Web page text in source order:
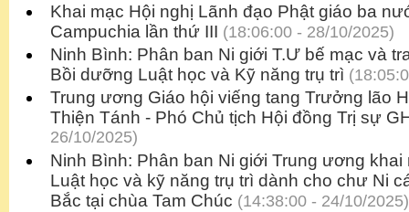
Khai mạc Hội nghị Lãnh đạo Phật giáo ba
Campuchia lần thứ III (18:06:00 - 28/10/2025)
Ninh Bình: Phân ban Ni giới T.Ư bế mạc và
Bồi dưỡng Luật học và Kỹ năng trụ trì
Trung ương Giáo hội viếng tang Trưởng lão
Thiện Tánh - Phó Chủ tịch Hội đồng Trị sự
26/10/2025)
Ninh Bình: Phân ban Ni giới Trung ương
Luật học và kỹ năng trụ trì dành cho chư Ni
Bắc tại chùa Tam Chúc (14:38:00 - 24/10/2025)